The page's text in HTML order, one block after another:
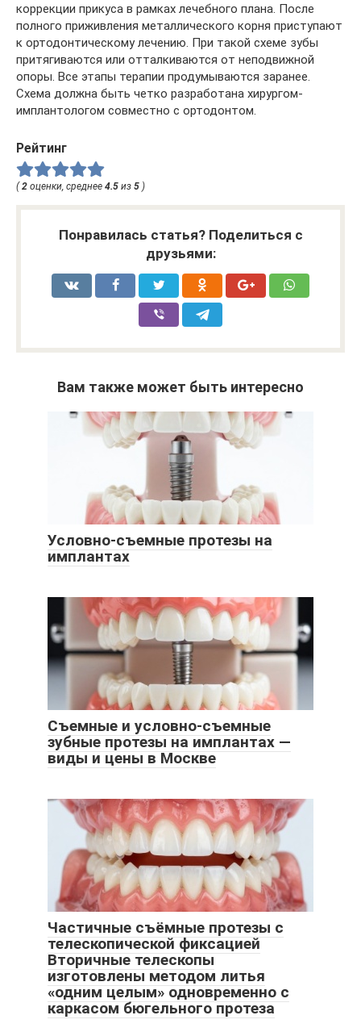
коррекции прикуса в рамках лечебного плана. После
полного приживления металлического корня приступают
к ортодонтическому лечению. При такой схеме зубы
притягиваются или отталкиваются от неподвижной
опоры. Все этапы терапии продумываются заранее.
Схема должна быть четко разработана хирургом-
имплантологом совместно с ортодонтом.
Рейтинг
(2 оценки, среднее 4.5 из 5 )
Понравилась статья? Поделиться с
друзьями:
Вам также может быть интересно
Условно-съемные протезы на
имплантах
Съемные и условно-съемные
зубные протезы на имплантах —
виды и цены в Москве
Частичные съёмные протезы с
телескопической фиксацией
Вторичные телескопы
изготовлены методом литья
«одним целым» одновременно с
каркасом бюгельного протеза